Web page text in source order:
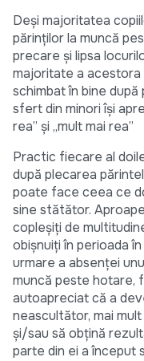
Deşi majoritatea
părinţilor la muncă
precare şi lipsa
majoritate a acestora
schimbat în bine
sfert din minori îşi
rea” şi „mult mai rea”
Practic fiecare al
după plecarea
poate face ceea ce
sine stătător.
copleşiţi de
obişnuiţi în perioada
urmare a absenţei
muncă peste hotare,
autoapreciat că a
neascultător, mai
şi/sau să obțină
parte din ei a început